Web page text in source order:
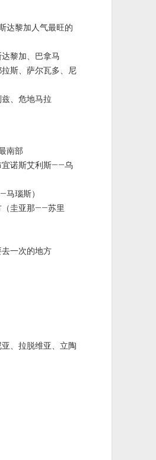
达黎加人气最旺的
黎加、巴拿马
斯、萨尔瓦多、尼
、危地马拉
南部
宜诺斯艾利斯——乌
马瑙斯）
（圭亚那——苏里
一次的地方
、拉脱维亚、立陶